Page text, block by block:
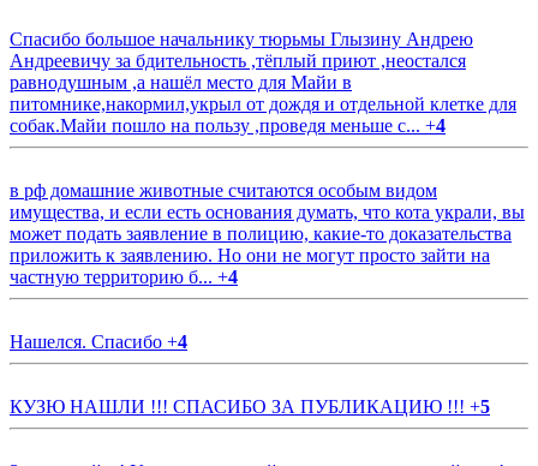
Спасибо большое начальнику тюрьмы Глызину Андрею
Андреевичу за бдительность ,тёплый приют ,неостался
равнодушным ,а нашёл место для Майи в
питомнике,накормил,укрыл от дождя и отдельной клетке для
собак.Майи пошло на пользу ,проведя меньше с... +4
в рф домашние животные считаются особым видом
имущества, и если есть основания думать, что кота украли, вы
может подать заявление в полицию, какие-то доказательства
приложить к заявлению. Но они не могут просто зайти на
частную территорию б... +4
Нашелся. Спасибо +4
КУЗЮ НАШЛИ !!! СПАСИБО ЗА ПУБЛИКАЦИЮ !!! +5